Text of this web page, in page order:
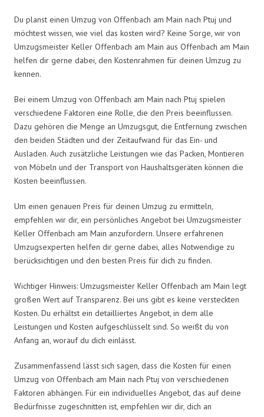
Du planst einen Umzug von Offenbach am Main nach Ptuj und
möchtest wissen, wie viel das kosten wird? Keine Sorge, wir von
Umzugsmeister Keller Offenbach am Main aus Offenbach am Main
helfen dir gerne dabei, den Kostenrahmen für deinen Umzug zu
kennen.
Bei einem Umzug von Offenbach am Main nach Ptuj spielen
verschiedene Faktoren eine Rolle, die den Preis beeinflussen.
Dazu gehören die Menge an Umzugsgut, die Entfernung zwischen
den beiden Städten und der Zeitaufwand für das Ein- und
Ausladen. Auch zusätzliche Leistungen wie das Packen, Montieren
von Möbeln und der Transport von Haushaltsgeräten können die
Kosten beeinflussen.
Um einen genauen Preis für deinen Umzug zu ermitteln,
empfehlen wir dir, ein persönliches Angebot bei Umzugsmeister
Keller Offenbach am Main anzufordern. Unsere erfahrenen
Umzugsexperten helfen dir gerne dabei, alles Notwendige zu
berücksichtigen und den besten Preis für dich zu finden.
Wichtiger Hinweis: Umzugsmeister Keller Offenbach am Main legt
großen Wert auf Transparenz. Bei uns gibt es keine versteckten
Kosten. Du erhältst ein detailliertes Angebot, in dem alle
Leistungen und Kosten aufgeschlüsselt sind. So weißt du von
Anfang an, worauf du dich einlässt.
Zusammenfassend lässt sich sagen, dass die Kosten für einen
Umzug von Offenbach am Main nach Ptuj von verschiedenen
Faktoren abhängen. Für ein individuelles Angebot, das auf deine
Bedürfnisse zugeschnitten ist, empfehlen wir dir, dich an